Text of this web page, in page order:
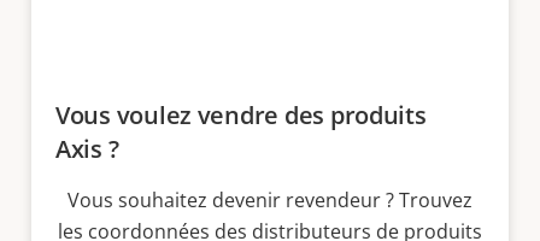
Vous voulez vendre des produits
Axis ?
Vous souhaitez devenir revendeur ? Trouvez
les coordonnées des distributeurs de produits